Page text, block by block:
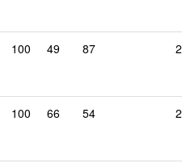
100 49 87
100 66 54